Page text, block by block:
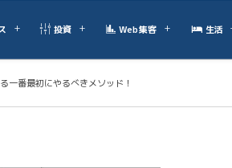
投資 Web集客 生活
一番最初にやるべきメソッド！